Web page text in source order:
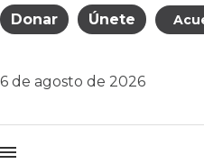
Donar Únete
6 de agosto de 2026